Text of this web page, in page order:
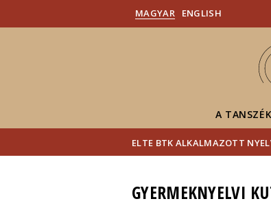
MAGYAR ENGLISH
A
ELTE BTK ALKALMAZOTT
GYERMEKNYELVI